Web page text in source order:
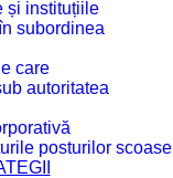
și instituțiile
subordinea
care
autoritatea
posturilor